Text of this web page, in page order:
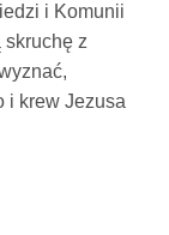
i Komunii
z
i krew Jezusa